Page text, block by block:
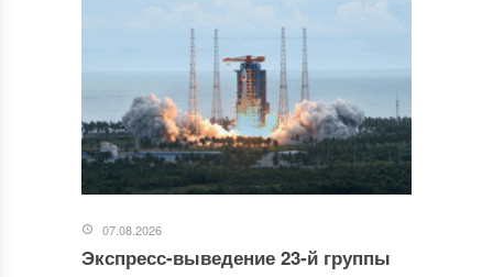
07.08.2026
Экспресс-выведение 23-й группы